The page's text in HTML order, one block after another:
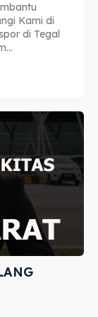
Kami di
di Tegal